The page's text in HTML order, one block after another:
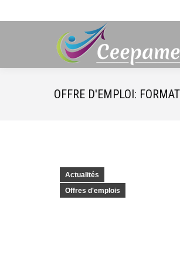
OFFRE D'EMPLOI:
Actualités
Offres d'emplois